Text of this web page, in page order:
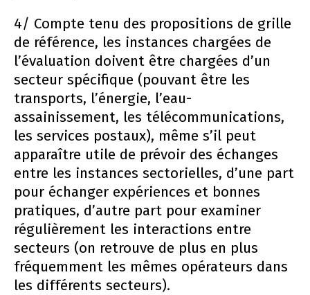
4/ Compte tenu des propositions de grille
de référence, les instances chargées de
l’évaluation doivent être chargées d’un
secteur spécifique (pouvant être les
transports, l’énergie, l’eau-
assainissement, les télécommunications,
les services postaux), même s’il peut
apparaître utile de prévoir des échanges
entre les instances sectorielles, d’une part
pour échanger expériences et bonnes
pratiques, d’autre part pour examiner
régulièrement les interactions entre
secteurs (on retrouve de plus en plus
fréquemment les mêmes opérateurs dans
les différents secteurs).